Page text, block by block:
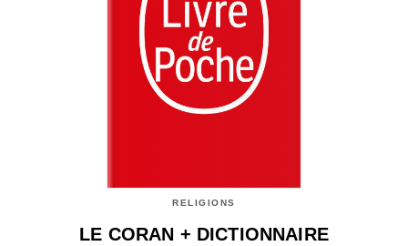
RELIGIONS
LE CORAN + DICTIONNAIRE